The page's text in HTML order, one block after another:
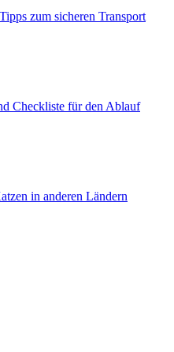
zum sicheren Transport
Checkliste für den Ablauf
in anderen Ländern